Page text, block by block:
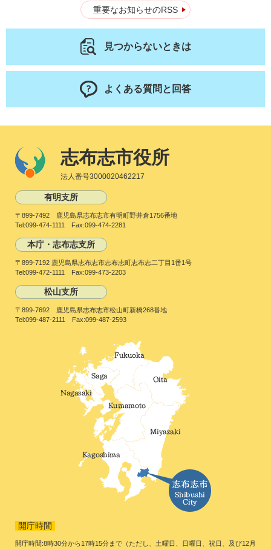
重要なお知らせのRSS
見つからないときは
よくある質問と回答
志布志市役所
法人番号3000020462217
有明支所
〒899-7492 鹿児島県志布志市有明町野井倉1756番地
Tel:099-474-1111 Fax:099-474-2281
本庁・志布志支所
〒899-7192 鹿児島県志布志市志布志町志布志二丁目1番1号
Tel:099-472-1111 Fax:099-473-2203
松山支所
〒899-7692 鹿児島県志布志市松山町新橋268番地
Tel:099-487-2111 Fax:099-487-2593
開庁時間
開庁時間:8時30分から17時15分まで（ただし、土曜日、日曜日、祝日、及び12月